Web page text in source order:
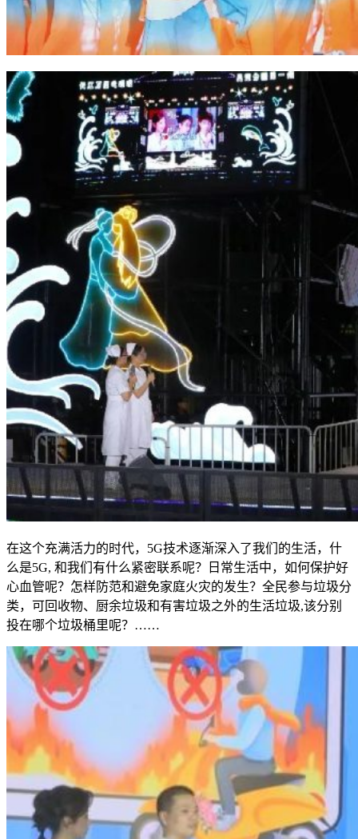
在这个充满活力的时代，5G技术逐渐深入了我们的生活，什
么是5G, 和我们有什么紧密联系呢？日常生活中，如何保护好
心血管呢？怎样防范和避免家庭火灾的发生？全民参与垃圾分
类，可回收物、厨余垃圾和有害垃圾之外的生活垃圾,该分别
投在哪个垃圾桶里呢？……